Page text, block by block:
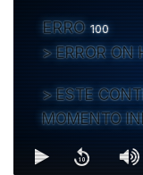
ERRO100
ERROR ON
ESTE
MOMENTO